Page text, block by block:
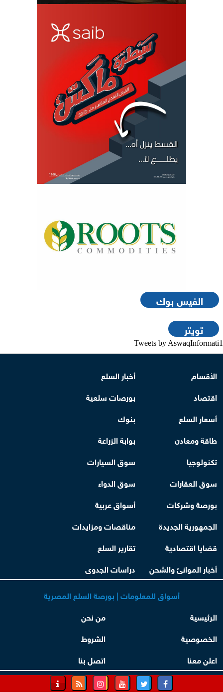
الفيس بوك
تويتر
Tweets by AswaqInformati1
الأقسام
أخبار السلع
اقتصاد
بورصات سلعية
أسعار السلع
بنوك
طاقة ومعادن
بوابة الزراعة
تكنولوجيا
سوق السيارات
سوق العقارات
سوق الدواء
بورصة وشركات
أسواق عربية
الجمهورية الجديدة
مناقصات ومزايدات
قضايا اقتصادية
تقارير السلع
أخبار الموانئ والشحن
دراسات الجدوى
أسواق للمعلومات | بورصة السلع المصرية
الرئيسية
من نحن
الخصوصية
الشروط
اعلن معنا
اتصل بنا